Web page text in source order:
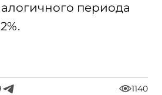
периода
1140